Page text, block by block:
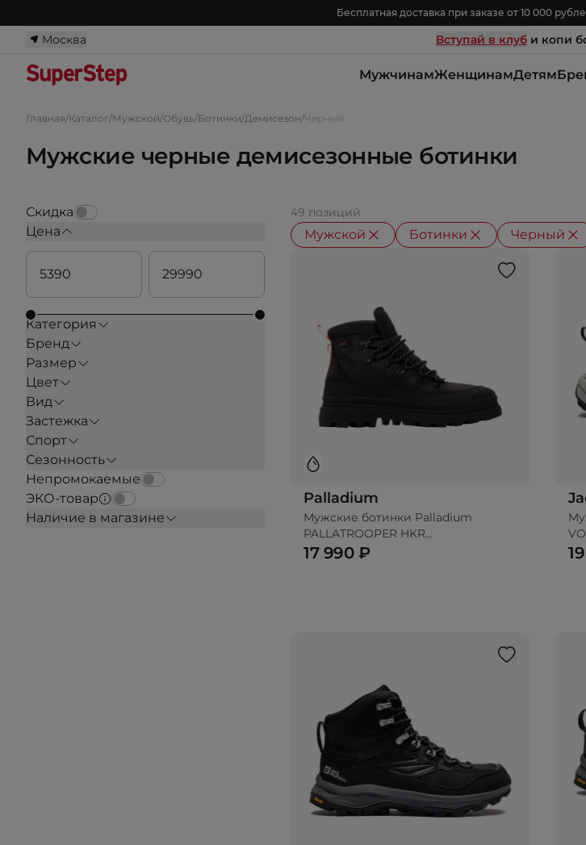
Бесплатная доставка при заказе от 10 000
Москва Вступай в клуб и копи
МужчинамЖенщинамДетям
Главная/Каталог/Мужской/Обувь/Ботинки/Демисезон/Черный
Мужские черные демисезонные ботинки
Скидка
Цена
Категория
Бренд
Размер
Цвет
Вид
Застежка
Спорт
Сезонность
Непромокаемые
ЭКО-товар
Наличие в магазине
49 позиций
Мужской
Ботинки Черный
Palladium
Мужские ботинки Palladium
PALLATROOPER HKR
WATERPROOF+
17 990 ₽